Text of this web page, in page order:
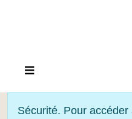
Sécurité. Pour